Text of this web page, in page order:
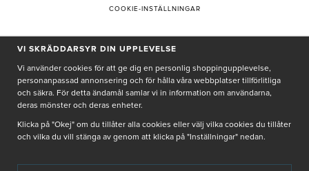
COOKIE-INSTÄLLNINGAR
PRENUMERERA PÅ NYHETSBREV
Genom att ge min e-post, accepterar jag Seth och Sallyintegritetspolicy
De uppgifter du matar in kommer endast användas till våra nyhetsbrev.
VI SKRÄDDARSYR DIN UPPLEVELSE
Vi använder cookies för att ge dig en personlig shoppingupplevelse,
personanpassad annonsering och för hålla våra webbplatser tillförlitliga
och säkra. För detta ändamål samlar vi in information om användarna,
deras mönster och deras enheter.
Klicka på "Okej" om du tillåter alla cookies eller välj vilka cookies du tillåter
och vilka du vill stänga av genom att klicka på "Inställningar" nedan.